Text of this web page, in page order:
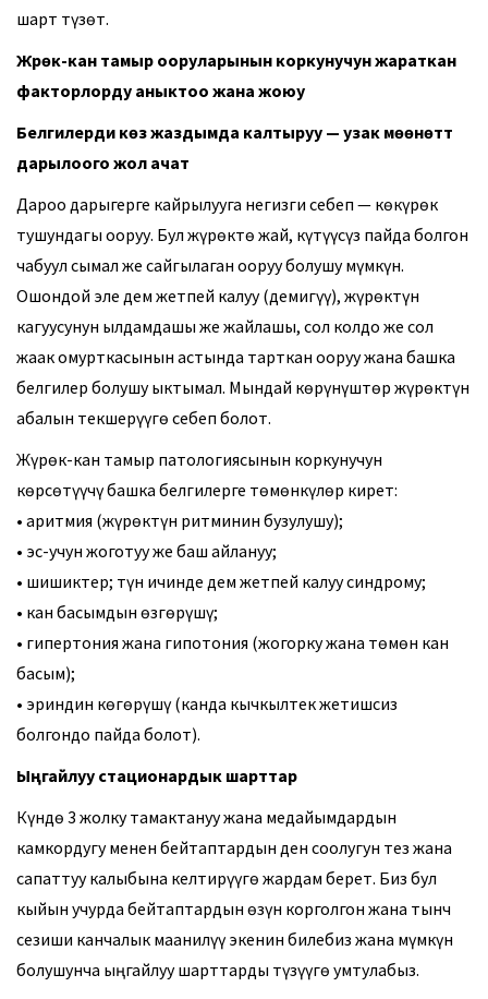
шарт түзөт.
Жүрөк-кан тамыр ооруларынын коркунучун жараткан
факторлорду аныктоо жана жоюу
Белгилерди көз жаздымда калтыруу — узак мөөнөттүү
дарылоого жол ачат
Дароо дарыгерге кайрылууга негизги себеп — көкүрөк
тушундагы ооруу. Бул жүрөктө жай, күтүүсүз пайда болгон
чабуул сымал же сайгылаган ооруу болушу мүмкүн.
Ошондой эле дем жетпей калуу (демигүү), жүрөктүн
кагуусунун ылдамдашы же жайлашы, сол колдо же сол
жаак омурткасынын астында тарткан ооруу жана башка
белгилер болушу ыктымал. Мындай көрүнүштөр жүрөктүн
абалын текшерүүгө себеп болот.
Жүрөк-кан тамыр патологиясынын коркунучун
көрсөтүүчү башка белгилерге төмөнкүлөр кирет:
• аритмия (жүрөктүн ритминин бузулушу);
• эс-учун жоготуу же баш айлануу;
• шишиктер; түн ичинде дем жетпей калуу синдрому;
• кан басымдын өзгөрүшү;
• гипертония жана гипотония (жогорку жана төмөн кан
басым);
• эриндин көгөрүшү (канда кычкылтек жетишсиз
болгондо пайда болот).
Ыңгайлуу стационардык шарттар
Күндө 3 жолку тамактануу жана медайымдардын
камкордугу менен бейтаптардын ден соолугун тез жана
сапаттуу калыбына келтирүүгө жардам берет. Биз бул
кыйын учурда бейтаптардын өзүн корголгон жана тынч
сезиши канчалык маанилүү экенин билебиз жана мүмкүн
болушунча ыңгайлуу шарттарды түзүүгө умтулабыз.